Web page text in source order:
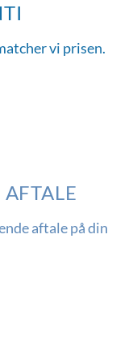
vi prisen.
aftale på din